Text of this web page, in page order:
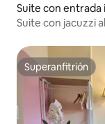
Suite con
os del Monte
Suite con jacuzzi
Superanfitrión
Superanfitrión